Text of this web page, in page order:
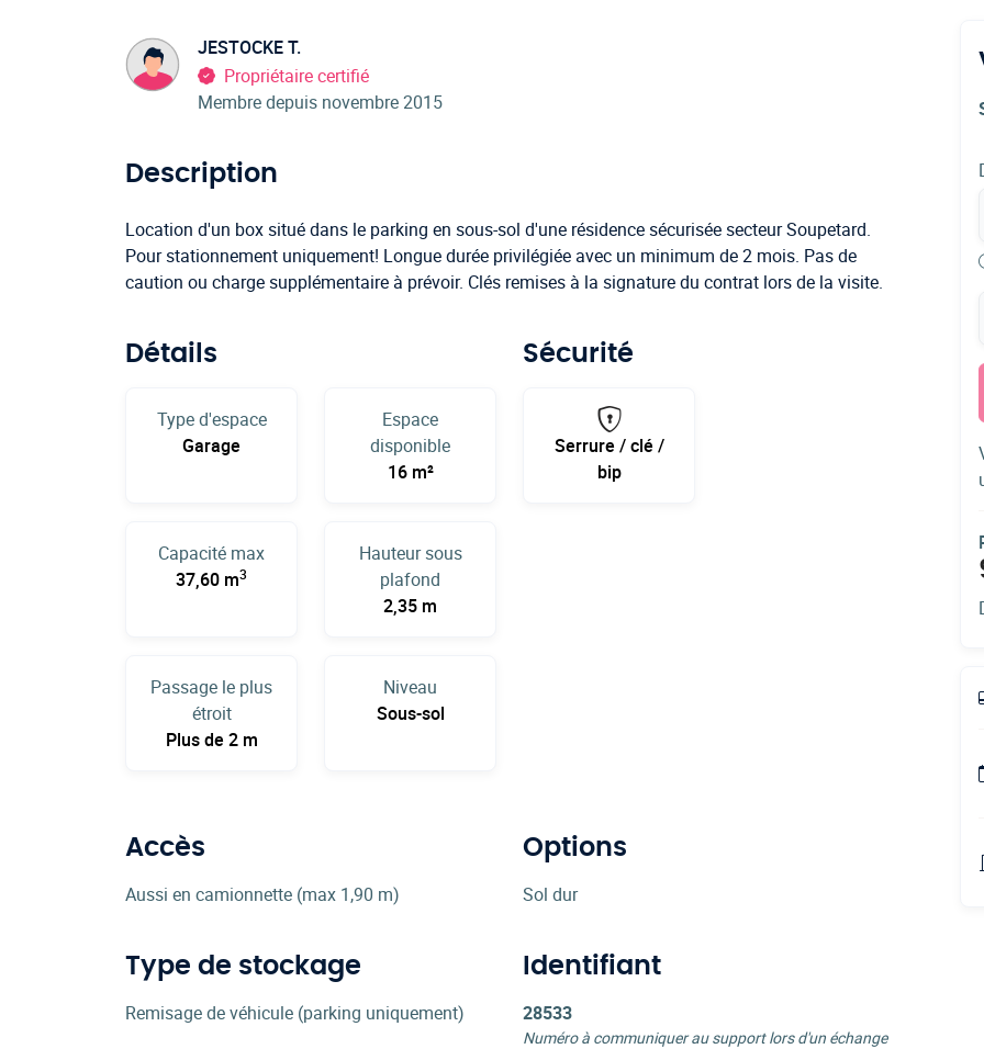
JESTOCKE T.
Propriétaire certifié
Membre depuis novembre 2015
Description
Location d'un box situé dans le parking en sous-sol d'une résidence sécurisée secteur Soupetard.
Pour stationnement uniquement! Longue durée privilégiée avec un minimum de 2 mois. Pas de
caution ou charge supplémentaire à prévoir. Clés remises à la signature du contrat lors de la visite.
Détails
Type d'espace
Garage
Espace
disponible
16 m²
Capacité max
37,60 m3
Hauteur sous
plafond
2,35 m
Passage le plus
étroit
Plus de 2 m
Niveau
Sous-sol
Sécurité
Serrure / clé /
bip
Accès
Aussi en camionnette (max 1,90 m)
Options
Sol dur
Type de stockage
Remisage de véhicule (parking uniquement)
Identifiant
28533
Numéro à communiquer au support lors d'un échange